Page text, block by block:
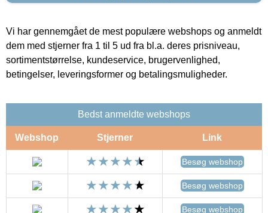
Vi har gennemgået de mest populære webshops og anmeldt
dem med stjerner fra 1 til 5 ud fra bl.a. deres prisniveau,
sortimentstørrelse, kundeservice, brugervenlighed,
betingelser, leveringsformer og betalingsmuligheder.
Bedst anmeldte webshops
Webshop Stjerner Link
Besøg webshop
Besøg webshop
Besøg webshop